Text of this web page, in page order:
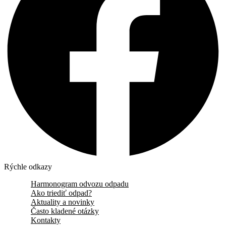
Rýchle odkazy
Harmonogram odvozu odpadu
Ako triediť odpad?
Aktuality a novinky
Často kladené otázky
Kontakty